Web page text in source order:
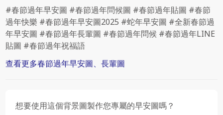
#春節過年早安圖 #春節過年問候圖 #春節過年貼圖 #春節
過年快樂 #春節過年早安圖2025 #蛇年早安圖 #全新春節過
年早安圖 #春節過年長輩圖 #春節過年問候 #春節過年LINE
貼圖 #春節過年祝福語
查看更多春節過年早安圖、長輩圖
想要使用這個背景圖製作您專屬的早安圖嗎？